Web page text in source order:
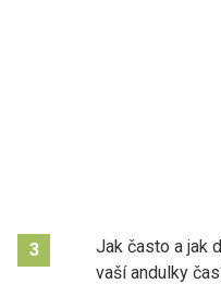
3
Jak často a jak
vaší andulky